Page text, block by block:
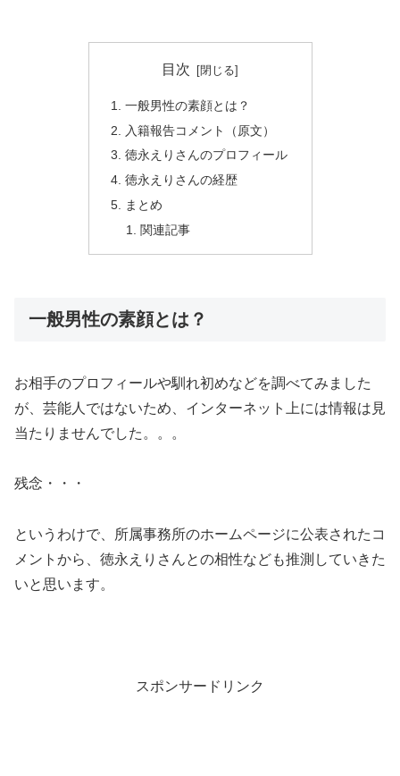
目次
一般男性の素顔とは？
入籍報告コメント（原文）
徳永えりさんのプロフィール
徳永えりさんの経歴
まとめ
関連記事
一般男性の素顔とは？
お相手のプロフィールや馴れ初めなどを調べてみました
が、芸能人ではないため、インターネット上には情報は見
当たりませんでした。。。
残念・・・
というわけで、所属事務所のホームページに公表されたコ
メントから、徳永えりさんとの相性なども推測していきた
いと思います。
スポンサードリンク